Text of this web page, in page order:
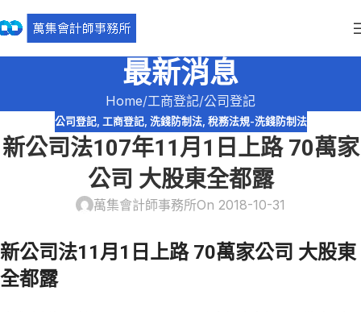
最新消息
Home 工商登記 公司登記
公司登記, 工商登記, 洗錢防制法, 稅務法規-洗錢防制法
新公司法107年11月1日上路 70萬家
公司 大股東全都露
萬集會計師事務所On 2018-10-31
新公司法11月1日上路 70萬家公司 大股東
全都露